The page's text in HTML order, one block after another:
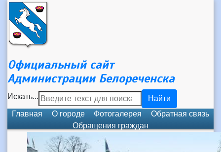
Официальный сайт
Администрации Белореченска
Искать...
Найти
Главная
О городе Фотогалерея
Обратная связь
Обращения граждан